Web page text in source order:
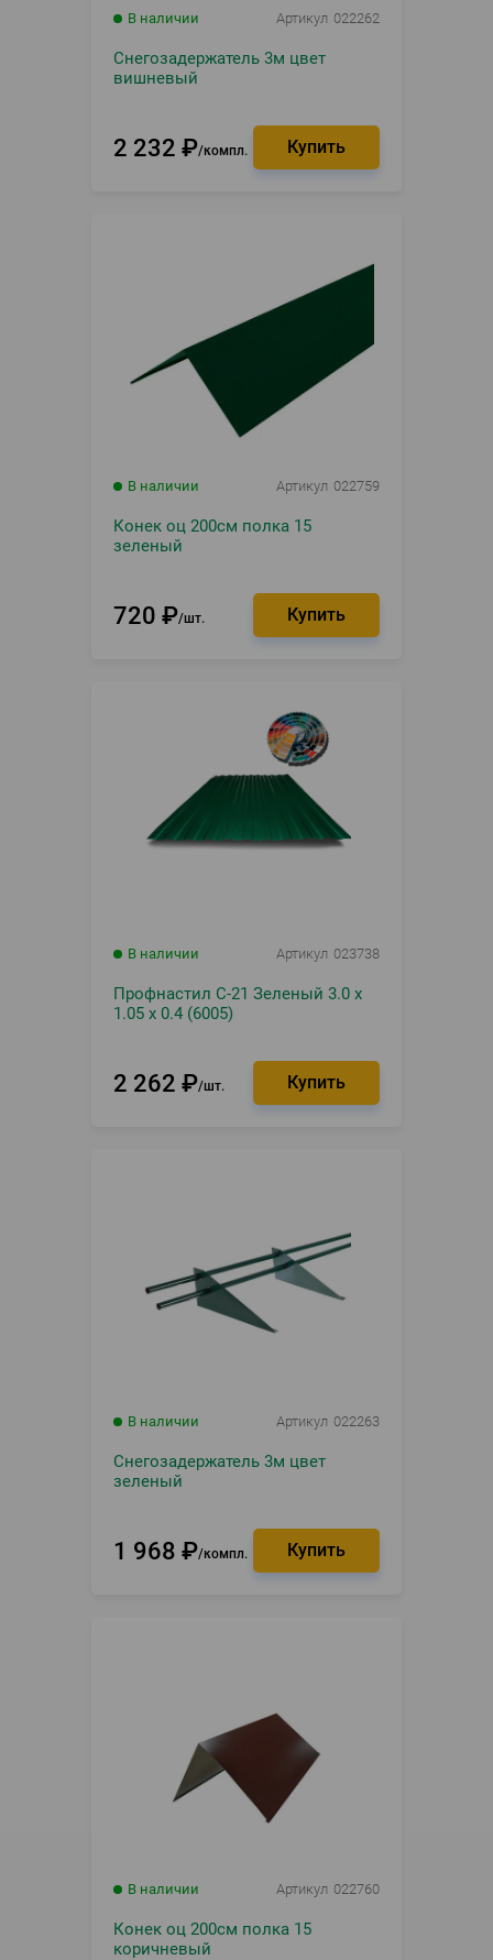
В наличии Артикул 022262
Снегозадержатель 3м цвет
вишневый
2 232 ₽ компл.
В наличии Артикул 022759
Конек оц 200см полка 15
зеленый
720 ₽ шт.
В наличии Артикул 023738
Профнастил С-21 Зеленый 3.0 х
1.05 х 0.4 (6005)
2 262 ₽ шт.
В наличии Артикул 022263
Снегозадержатель 3м цвет
зеленый
1 968 ₽ компл.
В наличии Артикул 022760
Конек оц 200см полка 15
коричневый